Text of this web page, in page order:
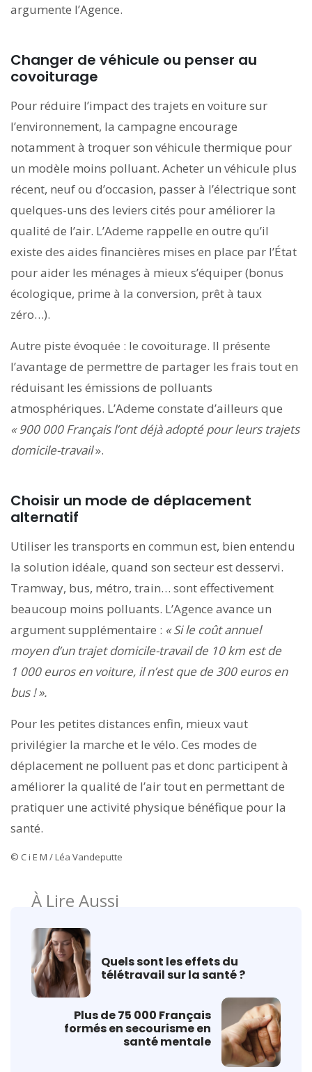
argumente l’Agence.
Changer de véhicule ou penser au
covoiturage
Pour réduire l’impact des trajets en voiture sur
l’environnement, la campagne encourage
notamment à troquer son véhicule thermique pour
un modèle moins polluant. Acheter un véhicule plus
récent, neuf ou d’occasion, passer à l’électrique sont
quelques-uns des leviers cités pour améliorer la
qualité de l’air. L’Ademe rappelle en outre qu’il
existe des aides financières mises en place par l’État
pour aider les ménages à mieux s’équiper (bonus
écologique, prime à la conversion, prêt à taux
zéro…).
Autre piste évoquée : le covoiturage. Il présente
l’avantage de permettre de partager les frais tout en
réduisant les émissions de polluants
atmosphériques. L’Ademe constate d’ailleurs que
« 900 000 Français l’ont déjà adopté pour leurs trajets
domicile-travail».
Choisir un mode de déplacement
alternatif
Utiliser les transports en commun est, bien entendu
la solution idéale, quand son secteur est desservi.
Tramway, bus, métro, train… sont effectivement
beaucoup moins polluants. L’Agence avance un
argument supplémentaire : « Si le coût annuel
moyen d’un trajet domicile-travail de 10 km est de
1 000 euros en voiture, il n’est que de 300 euros en
bus ! ».
Pour les petites distances enfin, mieux vaut
privilégier la marche et le vélo. Ces modes de
déplacement ne polluent pas et donc participent à
améliorer la qualité de l’air tout en permettant de
pratiquer une activité physique bénéfique pour la
santé.
© C i E M / Léa Vandeputte
À Lire Aussi
Quels sont les effets du
télétravail sur la santé ?
Plus de 75 000 Français
formés en secourisme en
santé mentale